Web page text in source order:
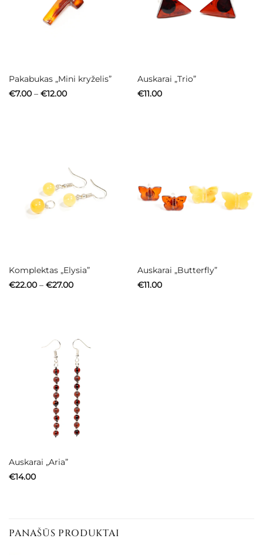
Pakabukas „Mini kryželis”
€7.00 – €12.00Price
Auskarai „Trio”
€11.00
Komplektas „Elysia”
€22.00 – €27.00Price
Auskarai „Butterfly”
€11.00
Auskarai „Aria”
€14.00
PANAŠŪS PRODUKTAI